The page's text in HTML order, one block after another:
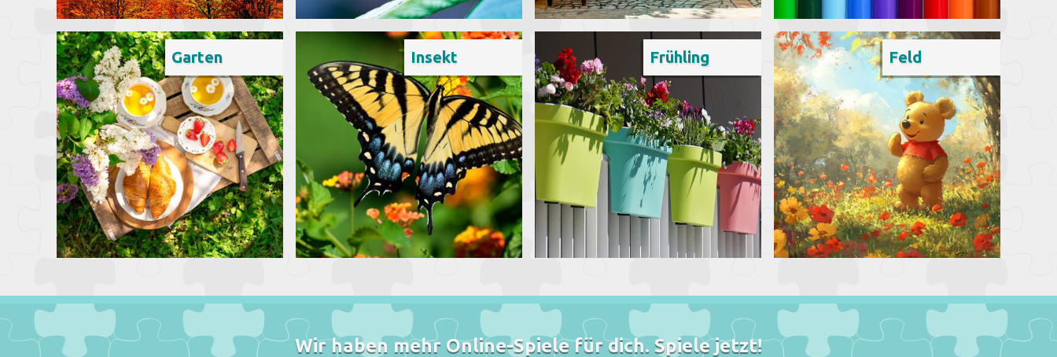
Garten Insekt Frühling Feld
Wir haben mehr Online-Spiele für dich. Spiele jetzt!